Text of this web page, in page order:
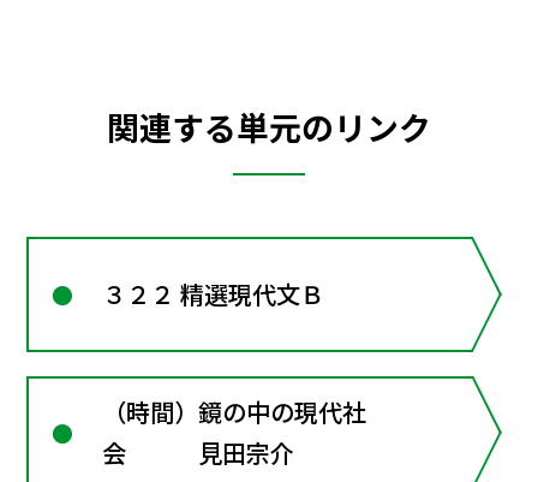
関連する単元のリンク
３２２ 精選現代文Ｂ
（時間）鏡の中の現代社
会 見田宗介